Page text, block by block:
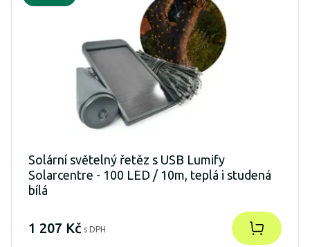
Solární světelný řetěz s USB Lumify
Solarcentre - 100 LED / 10m, teplá i studená
bílá
1 207 Kč s DPH